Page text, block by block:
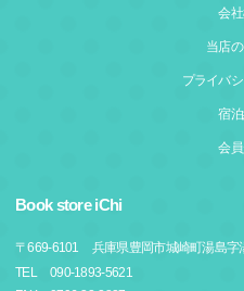
会
当店
プライバ
宿
会
Book store iChi
〒669-6101
兵庫県豊岡市城崎町湯島字
TEL
090-1893-5621